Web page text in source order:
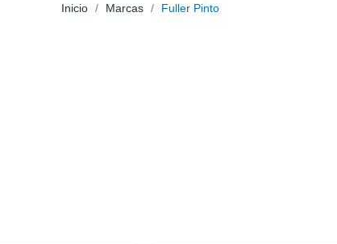
Inicio Marcas Fuller Pinto